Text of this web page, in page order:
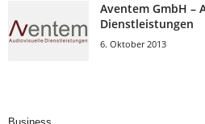
Aventem GmbH –
Dienstleistungen
6. Oktober 2013